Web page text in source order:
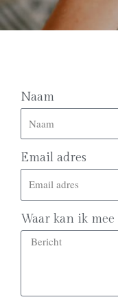
Naam
Email adres
Waar kan ik